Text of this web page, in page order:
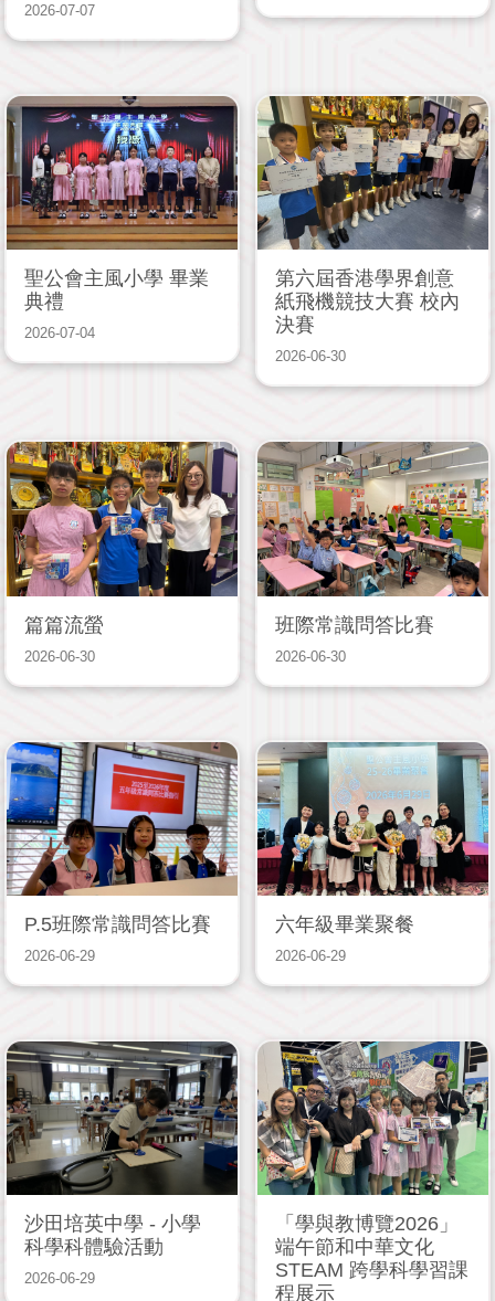
2026-07-07
聖公會主風小學 畢業
典禮
2026-07-04
第六屆香港學界創意
紙飛機競技大賽 校內
決賽
2026-06-30
篇篇流螢
2026-06-30
班際常識問答比賽
2026-06-30
P.5班際常識問答比賽
2026-06-29
六年級畢業聚餐
2026-06-29
沙田培英中學 - 小學
科學科體驗活動
2026-06-29
「學與教博覽2026」
端午節和中華文化
STEAM 跨學科學習課
程展示